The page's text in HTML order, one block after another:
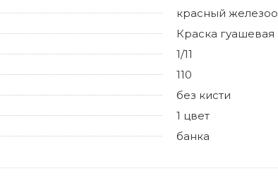
красный
Краска гуашевая
1/11
110
без кисти
1 цвет
банка